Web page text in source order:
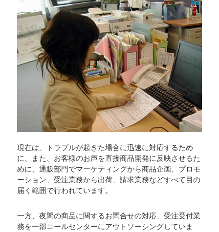
現在は、トラブルが起きた場合に迅速に対応するため
に、また、お客様のお声を直接商品開発に反映させるた
めに、通販部門でマーケティングから商品企画、プロモ
ーション、受注業務から出荷、請求業務などすべて目の
届く範囲で行われています。
一方、夜間の商品に関するお問合せの対応、受注受付業
務を一部コールセンターにアウトソーシングしていま